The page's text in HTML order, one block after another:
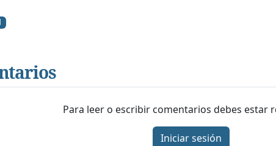
Para leer o escribir comentarios debes estar
Iniciar sesión